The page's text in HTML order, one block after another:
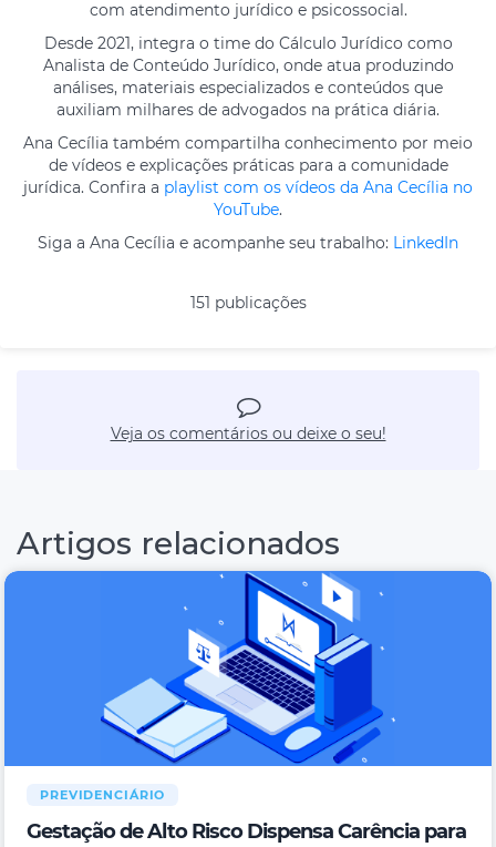
com atendimento jurídico e psicossocial.
Desde 2021, integra o time do Cálculo Jurídico como
Analista de Conteúdo Jurídico, onde atua produzindo
análises, materiais especializados e conteúdos que
auxiliam milhares de advogados na prática diária.
Ana Cecília também compartilha conhecimento por meio
de vídeos e explicações práticas para a comunidade
jurídica. Confira a playlist com os vídeos da Ana Cecília no
YouTube.
Siga a Ana Cecília e acompanhe seu trabalho: LinkedIn
151 publicações
Veja os comentários ou deixe o seu!
Artigos relacionados
PREVIDENCIÁRIO
Gestação de Alto Risco Dispensa Carência para